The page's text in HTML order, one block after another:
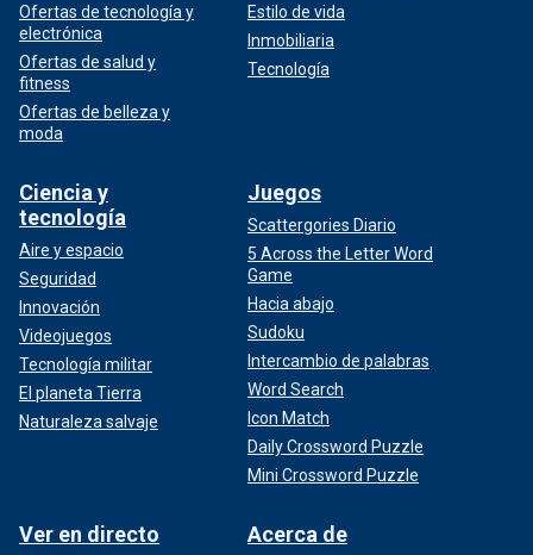
Ofertas de tecnología y
electrónica
Ofertas de salud y
fitness
Ofertas de belleza y
moda
Estilo de vida
Inmobiliaria
Tecnología
Ciencia y
tecnología
Aire y espacio
Seguridad
Innovación
Videojuegos
Tecnología militar
El planeta Tierra
Naturaleza salvaje
Juegos
Scattergories Diario
5 Across the Letter Word
Game
Hacia abajo
Sudoku
Intercambio de palabras
Word Search
Icon Match
Daily Crossword Puzzle
Mini Crossword Puzzle
Ver en directo Acerca de